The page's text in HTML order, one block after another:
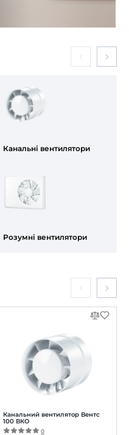
Канальні вентилятори
Розумні вентилятори
Канальний вентилятор Вентс
100 ВКО
0